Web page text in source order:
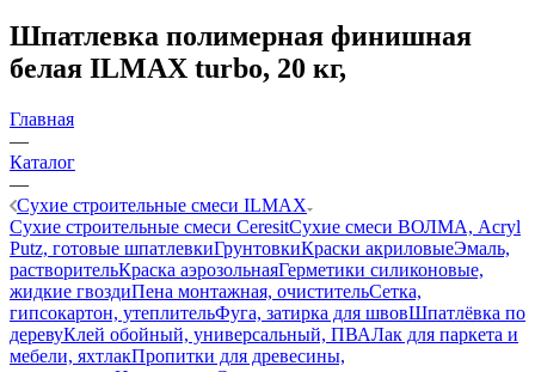
Шпатлевка полимерная финишная
белая ILMAX turbo, 20 кг,
Главная
—
Каталог
—
Сухие строительные смеси ILMAX
Сухие строительные смеси CeresitСухие смеси ВОЛМА, Acryl
Putz, готовые шпатлевкиГрунтовкиКраски акриловыеЭмаль,
растворительКраска аэрозольнаяГерметики силиконовые,
жидкие гвоздиПена монтажная, очистительСетка,
гипсокартон, утеплительФуга, затирка для швовШпатлёвка по
деревуКлей обойный, универсальный, ПВАЛак для паркета и
мебели, яхтлакПропитки для древесины,